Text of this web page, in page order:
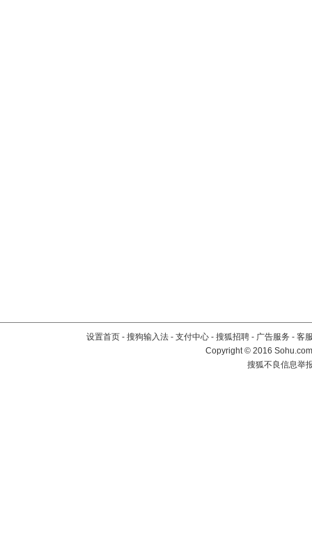
设置首页 - 搜狗输入法 - 支付中心 - 搜狐招聘 - 广告服务 - 客
Copyright©2016
搜狐不良信息举